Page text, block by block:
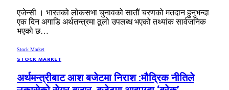
एजेन्सी । भारतको लोकसभा चुनावको सातौं चरणको मतदान हुनुभन्दा
एक दिन अगाडि अर्थतन्त्रमा ठूलो उपलब्ध भएको तथ्यांक सार्वजनिक
भएको छ…
Stock Market
STOCK MARKET
अर्थमन्त्रीबाट आश बजेटमा निराश :मौद्रिक नीतिले